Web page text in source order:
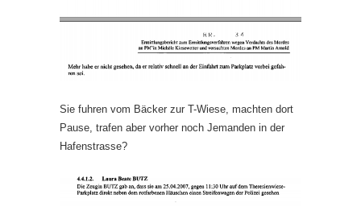
Sie fuhren vom Bäcker zur T-Wiese, machten dort
Pause, trafen aber vorher noch Jemanden in der
Hafenstrasse?